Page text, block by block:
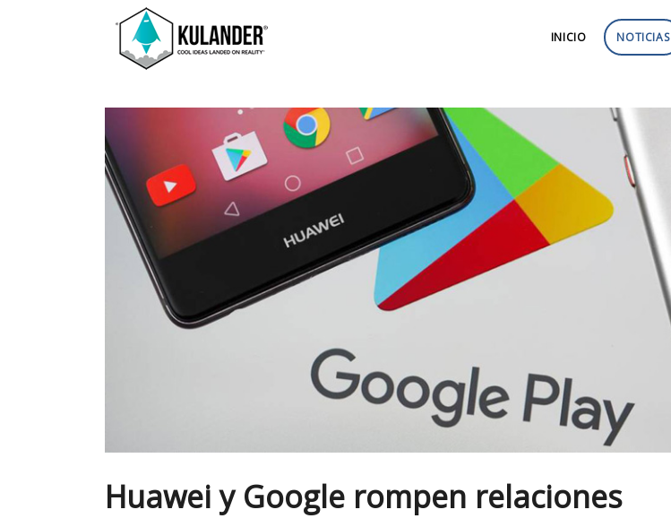
INICIO NOTICIAS
Huawei y Google rompen relaciones